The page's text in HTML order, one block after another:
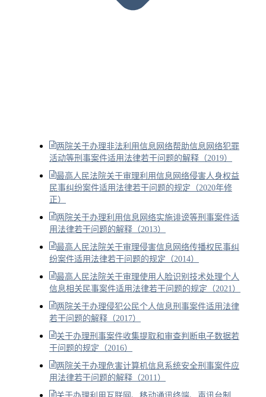
两院关于办理非法利用信息网络帮助信息网络犯罪
活动等刑事案件适用法律若干问题的解释（2019）
最高人民法院关于审理利用信息网络侵害人身权益
民事纠纷案件适用法律若干问题的规定（2020年修
正）
两院关于办理利用信息网络实施诽谤等刑事案件适
用法律若干问题的解释（2013）
最高人民法院关于审理侵害信息网络传播权民事纠
纷案件适用法律若干问题的规定（2014）
最高人民法院关于审理使用人脸识别技术处理个人
信息相关民事案件适用法律若干问题的规定（2021）
两院关于办理侵犯公民个人信息刑事案件适用法律
若干问题的解释（2017）
关于办理刑事案件收集提取和审查判断电子数据若
干问题的规定（2016）
两院关于办理危害计算机信息系统安全刑事案件应
用法律若干问题的解释（2011）